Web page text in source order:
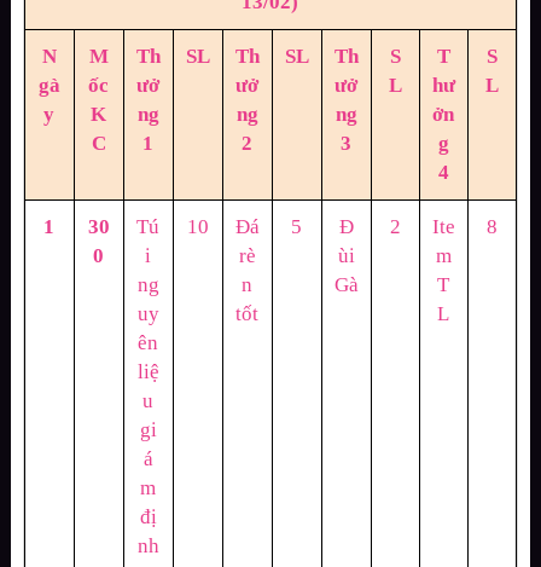
N
gà
y
M
ốc
K
C
Th
ưở
ng
1
SL
Th
ưở
ng
2
SL
Th
ưở
ng
3
S
L
T
hư
ởn
g
4
S
L
1
30
0
Tú
i
ng
uy
ên
liệ
u
gi
á
m
đị
nh
10
Đá
rè
n
tốt
5
Đ
ùi
Gà
2
Ite
m
T
L
8